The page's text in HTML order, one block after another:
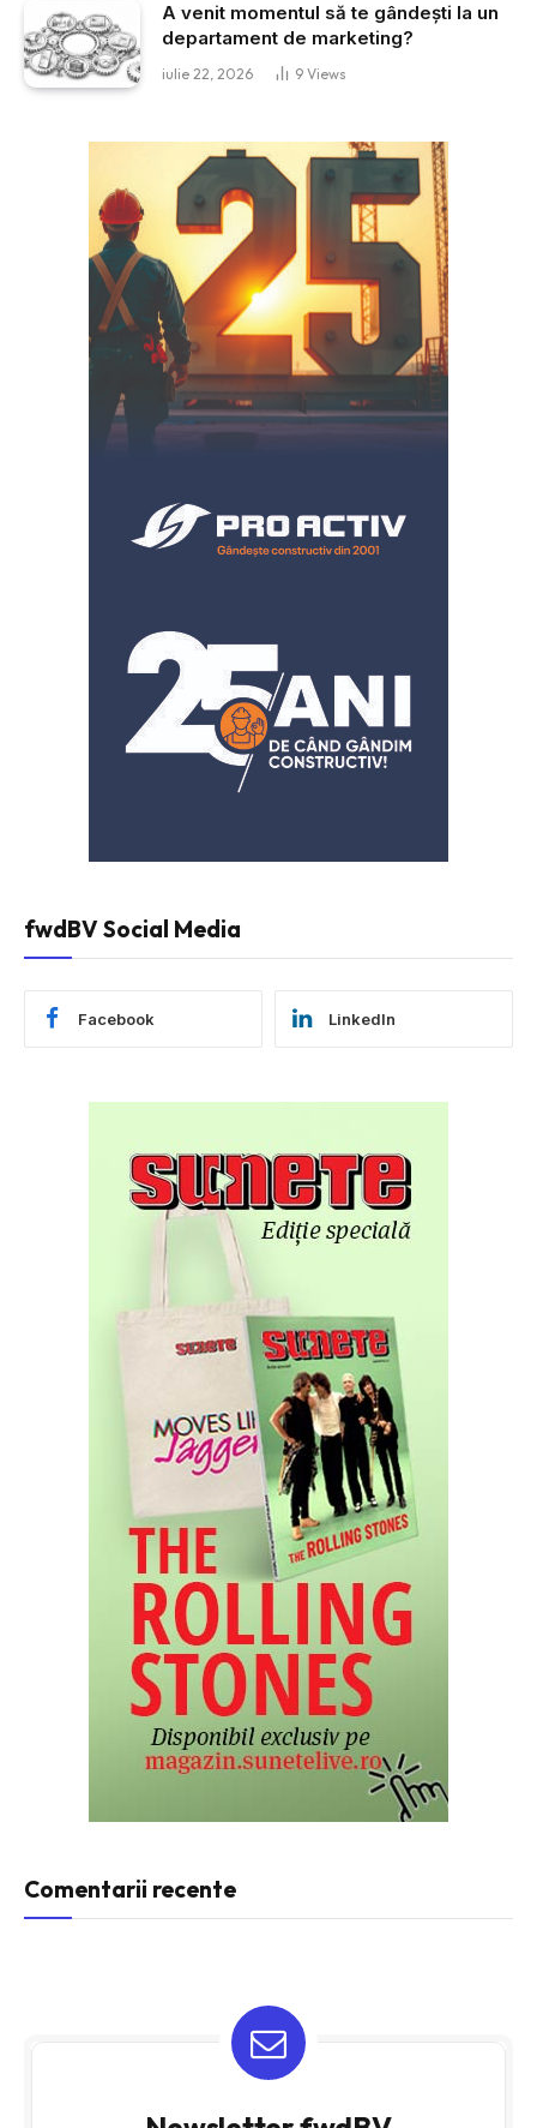
A venit momentul să te gândești la un
departament de marketing?
iulie 22, 2026 9 Views
fwdBV Social Media
Facebook LinkedIn
Comentarii recente